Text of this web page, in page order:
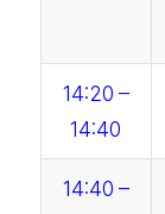
14:20 –
14:40
14:40 –